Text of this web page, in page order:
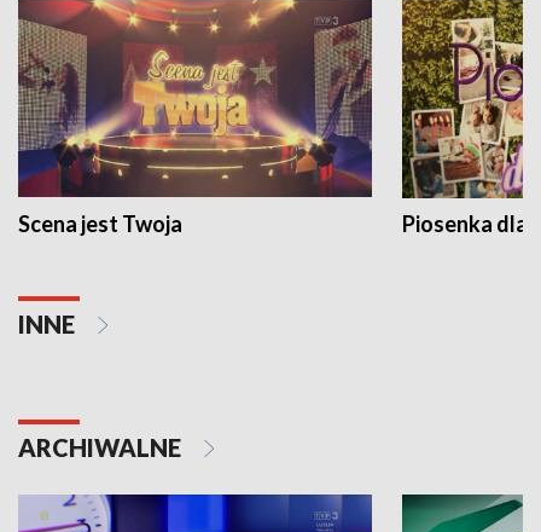
Scena jest Twoja Piosenka dla
INNE
ARCHIWALNE